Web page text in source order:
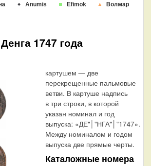
Anumis Efimok Волмар
Денга 1747 года
картушем — две
перекрещенные пальмовые
ветви. В картуше надпись
в три строки, в которой
указан номинал и год
выпуска: «ДЕ"│"НГА"│"1747».
Между номиналом и годом
выпуска две прямые черты.
Каталожные номера